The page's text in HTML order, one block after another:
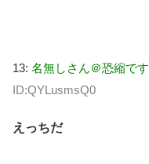
13: 名無しさん＠恐縮です
ID:QYLusmsQ0
えっちだ